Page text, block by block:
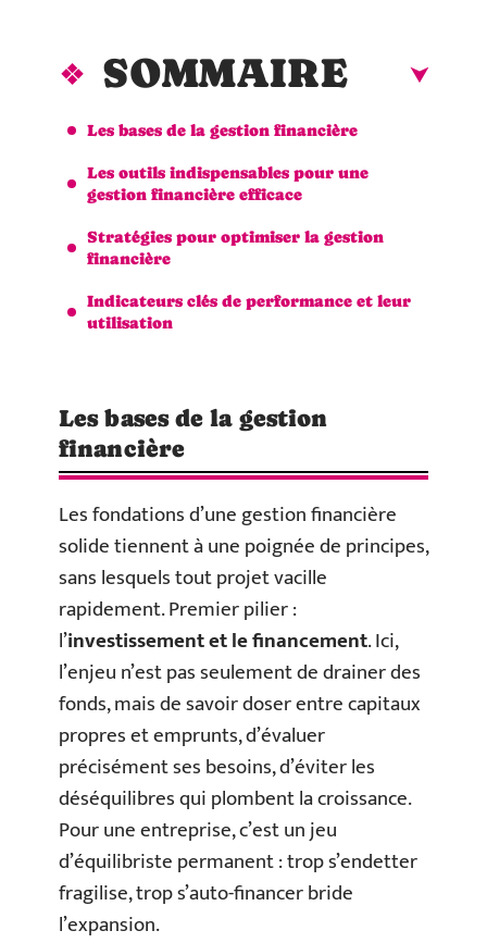
SOMMAIRE
Les bases de la gestion financière
Les outils indispensables pour une
gestion financière efficace
Stratégies pour optimiser la gestion
financière
Indicateurs clés de performance et leur
utilisation
Les bases de la gestion
financière
Les fondations d’une gestion financière
solide tiennent à une poignée de principes,
sans lesquels tout projet vacille
rapidement. Premier pilier :
l’investissement et le financement. Ici,
l’enjeu n’est pas seulement de drainer des
fonds, mais de savoir doser entre capitaux
propres et emprunts, d’évaluer
précisément ses besoins, d’éviter les
déséquilibres qui plombent la croissance.
Pour une entreprise, c’est un jeu
d’équilibriste permanent : trop s’endetter
fragilise, trop s’auto-financer bride
l’expansion.